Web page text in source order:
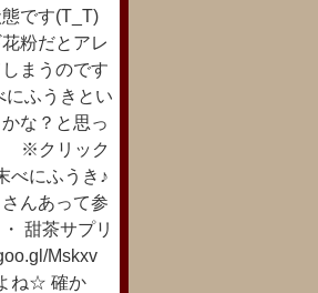
です(T_T)
粉だとアレ
まうのです
にふうきとい
な？と思っ
※クリック
べにふうき♪
んあって参
甜茶サプリ
Mskxv
ね☆ 確か